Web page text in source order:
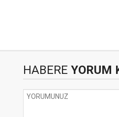
HABERE YORUM